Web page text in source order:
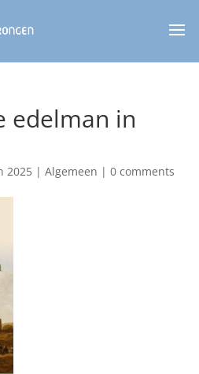
edelman in
2025 | Algemeen | 0 comments